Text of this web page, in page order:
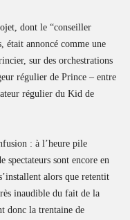
dont le “conseiller
était annoncé comme une
sur des orchestrations
régulier de Prince – entre
régulier du Kid de
: à l’heure pile
spectateurs sont encore en
alors que retentit
inaudible du fait de la
donc la trentaine de